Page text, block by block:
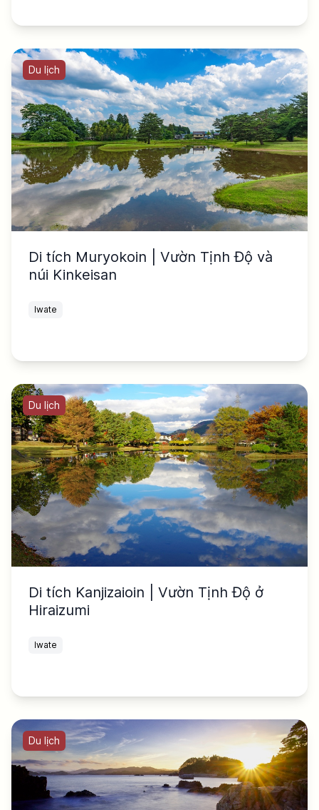
Du lịch
Di tích Muryokoin | Vườn Tịnh Độ và
núi Kinkeisan
Iwate
Du lịch
Di tích Kanjizaioin | Vườn Tịnh Độ ở
Hiraizumi
Iwate
Du lịch